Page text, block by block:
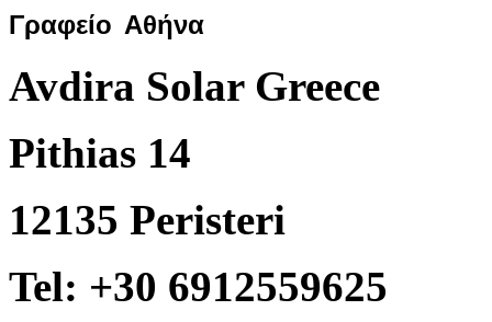
Γραφείο Αθήνα
Avdira Solar Greece
Pithias 14
12135 Peristeri
Tel: +30 6912559625